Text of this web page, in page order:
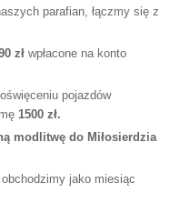
parafian, łączmy się z
złwpłacone na konto
pojazdów
1500 zł.
modlitwę do Miłosierdzia
jako miesiąc